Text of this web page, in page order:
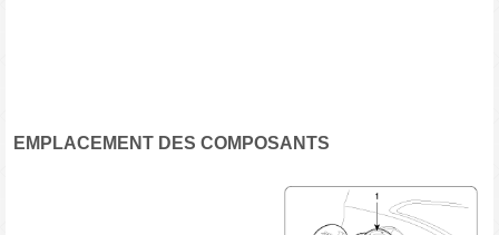
EMPLACEMENT DES COMPOSANTS